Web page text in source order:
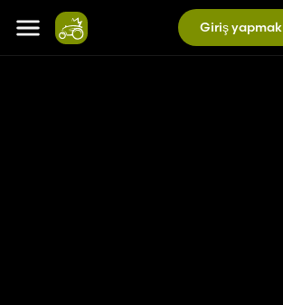
Giriş yapmak